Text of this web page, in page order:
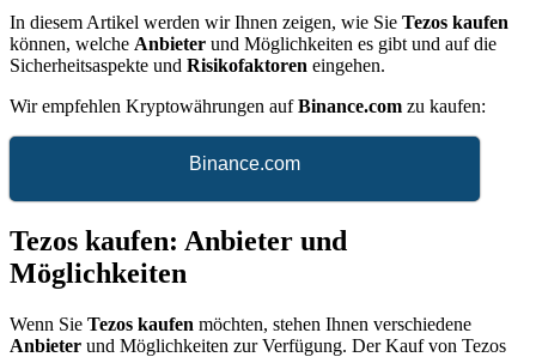
In diesem Artikel werden wir Ihnen zeigen, wie Sie Tezos kaufen
können, welche Anbieter und Möglichkeiten es gibt und auf die
Sicherheitsaspekte und Risikofaktoren eingehen.
Wir empfehlen Kryptowährungen aufBinance.com zu kaufen:
Binance.com
Tezos kaufen: Anbieter und
Möglichkeiten
Wenn Sie Tezos kaufen möchten, stehen Ihnen verschiedene
Anbieter und Möglichkeiten zur Verfügung. Der Kauf von Tezos